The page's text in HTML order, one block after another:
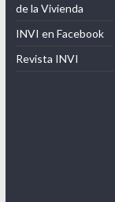
de la Vivienda
INVI en Facebook
Revista INVI